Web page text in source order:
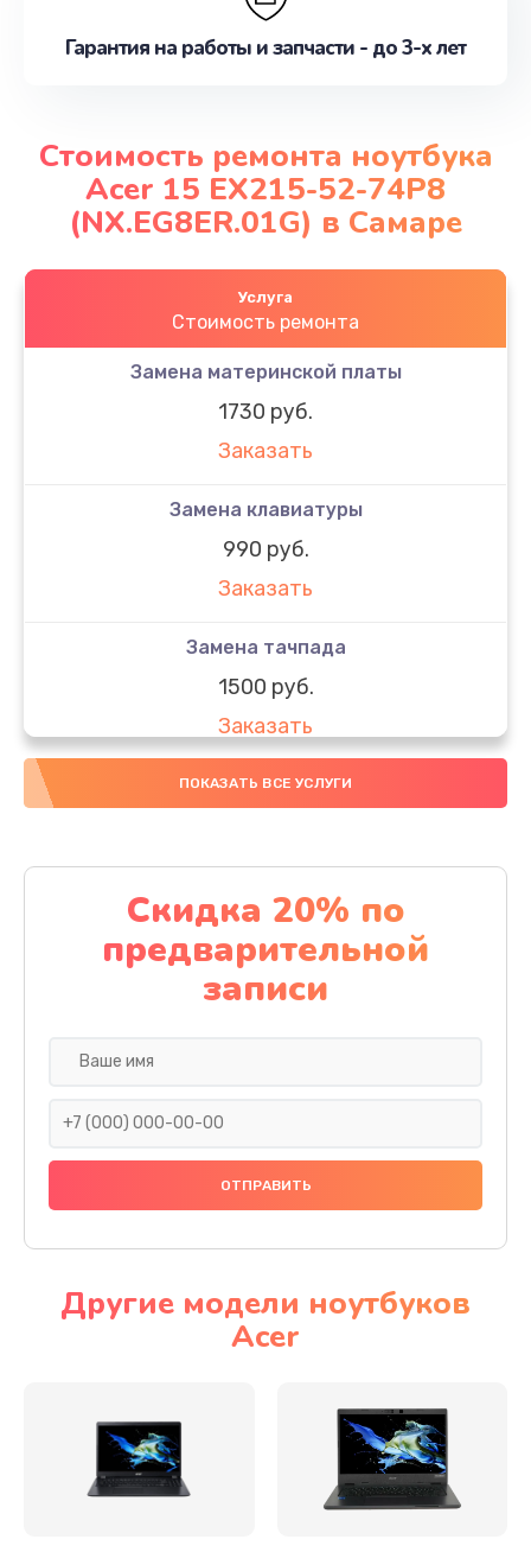
Гарантия на работы и запчасти - до 3-х лет
Стоимость ремонта ноутбука
Acer 15 EX215-52-74P8
(NX.EG8ER.01G) в Самаре
Услуга
Стоимость ремонта
Замена материнской платы
1730 руб.
Заказать
Замена клавиатуры
990 руб.
Заказать
Замена тачпада
1500 руб.
Заказать
Замена южного моста
Заказать
Чистка от пыли
1060 руб.
Заказать
Ремонт подсветки
Настройка BIOS
Замена видеочипа
ПОКАЗАТЬ ВСЕ УСЛУГИ
Скидка 20% по
предварительной
записи
Другие модели ноутбуков
Acer